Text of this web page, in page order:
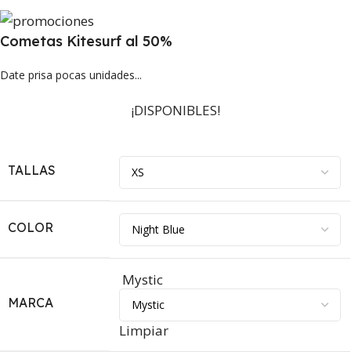
Cometas Kitesurf al 50%
Date prisa pocas unidades...
¡DISPONIBLES!
TALLAS
COLOR
MARCA
Mystic
Limpiar